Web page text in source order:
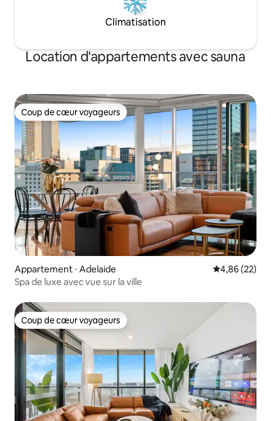
Climatisation
Location d'appartements avec sauna
Coup de cœur voyageurs
Coup de cœur voyageurs
Appartement ⋅ Adelaide Évaluation
4,86 (22)
Spa de luxe avec vue sur la ville
Coup de cœur voyageurs
Coup de cœur voyageurs